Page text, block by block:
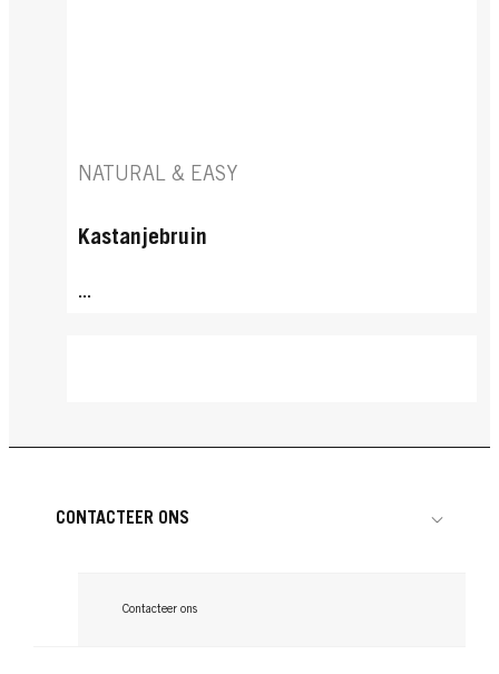
NATURAL & EASY
Kastanjebruin
...
CONTACTEER ONS
Contacteer ons